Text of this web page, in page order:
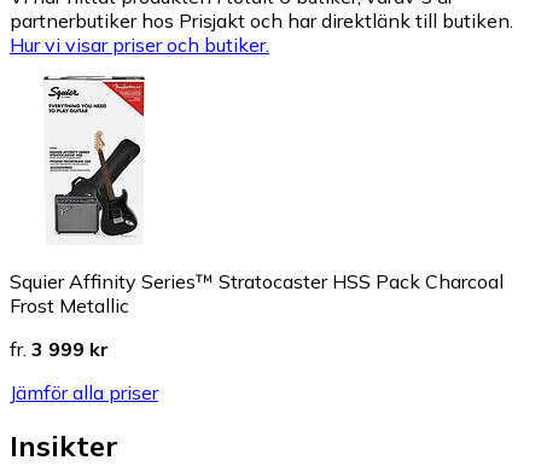
partnerbutiker hos Prisjakt och har direktlänk till butiken.
Hur vi visar priser och butiker.
Squier Affinity Series™ Stratocaster HSS Pack Charcoal
Frost Metallic
fr. 3 999 kr
Jämför alla priser
Insikter